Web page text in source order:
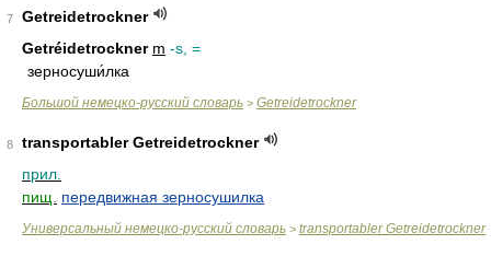
7
Getreidetrockner
Getréidetrockner m -s, =
зерносуши́лка
Большой немецко-русский словарь > Getreidetrockner
8
transportabler Getreidetrockner
прил.
пищ.
передвижная зерносушилка
Универсальный немецко-русский словарь > transportabler Getreidetrockner